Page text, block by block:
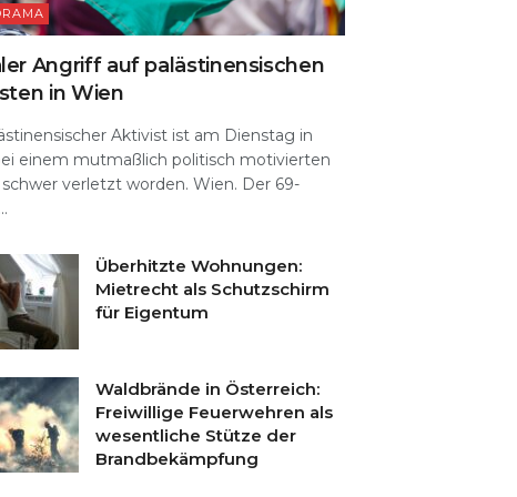
Angriff auf palästinensischen
in Wien
Aktivist ist am Dienstag in
einem mutmaßlich politisch motivierten
verletzt worden. Wien. Der 69-
Überhitzte Wohnungen:
Mietrecht als Schutzschirm
für Eigentum
Waldbrände in Österreich:
Freiwillige Feuerwehren als
wesentliche Stütze der
Brandbekämpfung